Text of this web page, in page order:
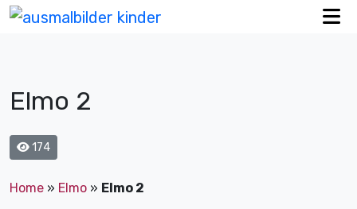
Elmo 2
174
Home » Elmo » Elmo 2